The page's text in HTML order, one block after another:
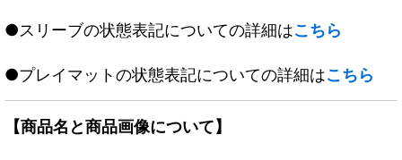
●スリーブの状態表記についての詳細はこちら
●プレイマットの状態表記についての詳細はこちら
【商品名と商品画像について】